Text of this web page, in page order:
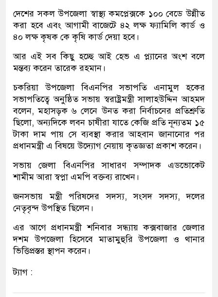
দেশের সকল উপজেলা স্বাস্থ্য কমপ্লেক্সকে ১০০ বেডে উন্নীত
করা হবে এবং আগামী বাজেটে ৪২ লক্ষ ফ্যামিলি কার্ড ও
৪০ লক্ষ কৃষক কে কৃষি কার্ড দেয়া হবে।
আর এই সব কিছু হচ্ছে আই হেভ এ প্ল্যানের অংশ বলে
মন্তব্য করেন তারেক রহমান।
চকরিয়া উপজেলা বিএনপির সভাপতি এনামুল হকের
সভাপতিত্বে অনুষ্ঠিত সভায় স্বরাষ্ট্রমন্ত্রী সালাহউদ্দিন আহমদ
বলেন, মহাসড়ক ৬ লেনে উনত করা নির্বাচনের প্রতিশ্রুতি
ছিলো, অন্যদিকে লবন চাষীরা যাতে কেজি প্রতি নূন্যতম ১৫
টাকা দাম পায় সে ব্যবস্থা করার আহবান জানানোর পর
প্রধানমন্ত্রী এ বিষয়ে উদ্যোগ নেয়ায় কৃতজ্ঞতা প্রকাশ করেন।
সভায় জেলা বিএনপির সাধারণ সম্পাদক এডভোকেট
শামীম আরা স্বপ্না এমপি বক্তব্য রাখেন।
জনসভায় মন্ত্রী পরিষদের সদস্য, সংসদ সদস্য, দলের
নেতৃবৃন্দ উপস্থিত ছিলেন।
এর আগে প্রধানমন্ত্রী শনিবার সন্ধ্যায় কক্সবাজার জেলার
দশম উপজেলা হিসেবে মাতামুহুরি উপজেলা ও থানার
ভিত্তিপ্রস্তর স্থাপন করেন।
ট্যাগ :